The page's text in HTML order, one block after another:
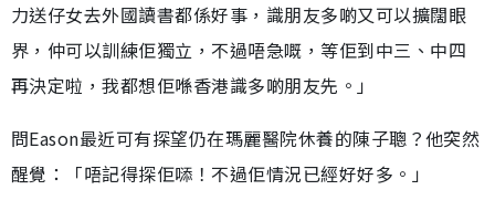
力送仔女去外國讀書都係好事，識朋友多啲又可以擴闊眼
界，仲可以訓練佢獨立，不過唔急嘅，等佢到中三、中四
再決定啦，我都想佢喺香港識多啲朋友先。」
問Eason最近可有探望仍在瑪麗醫院休養的陳子聰？他突然
醒覺：「唔記得探佢𠻹！不過佢情況已經好好多。」